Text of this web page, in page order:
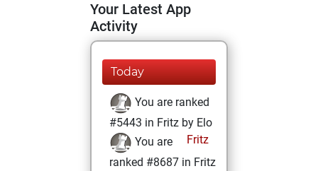
Your Latest App
Activity
Today
You are ranked
#5443 in Fritz by Elo
Fritz
You are
ranked #8687 in Fritz